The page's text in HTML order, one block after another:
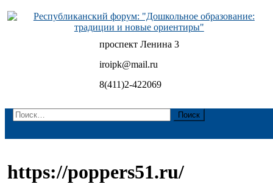
Skip
to
Республиканский форум: "Дошкольное образование:
традиции и новые ориентиры"
проспект Ленина 3
iroipk@mail.ru
8(411)2-422069
Найти:
https://poppers51.ru/